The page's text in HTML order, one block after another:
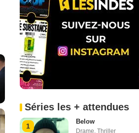
Séries les + attendues
1
Below
Drame Thriller